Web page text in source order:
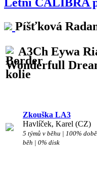
Píšťková
A3Ch Eywa
Wonderfull
Zkouška LA3
Havlíček, Karel (CZ)
5 týmů v běhu | 100%
běh | 0% disk